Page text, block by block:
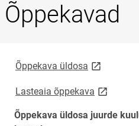
Õppekavad
Õppekava üldosa link opens
Lasteaia õppekava link opens
Õppekava üldosa juurde